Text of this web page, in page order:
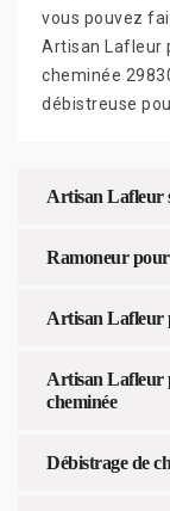
vous pouvez
Artisan Lafleur
cheminée
débistreuse
Artisan Lafleur
Ramoneur pour
Artisan Lafleur
Artisan Lafleur
cheminée
Débistrage de